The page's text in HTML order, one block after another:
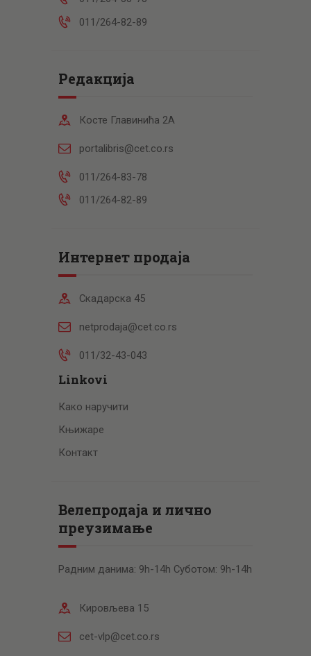
011/264-82-89
Редакција
Косте Главинића 2А
portalibris@cet.co.rs
011/264-83-78
011/264-82-89
Интернет продаја
Скадарска 45
netprodaja@cet.co.rs
011/32-43-043
Linkovi
Како наручити
Књижаре
Контакт
Велепродаја и лично
преузимање
Радним данима: 9h-14h Суботом: 9h-14h
Кировљева 15
cet-vlp@cet.co.rs